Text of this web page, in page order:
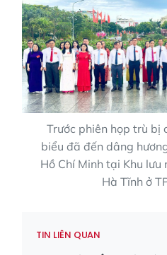
Trước phiên họp trù bị
biểu đã đến dâng
Hồ Chí Minh tại Khu
Hà Tĩnh ở
TIN LIÊN QUAN